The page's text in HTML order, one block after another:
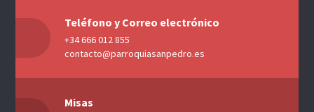
Teléfono y Correo electrónico
+34 666 012 855
contacto@parroquiasanpedro.es
Misas